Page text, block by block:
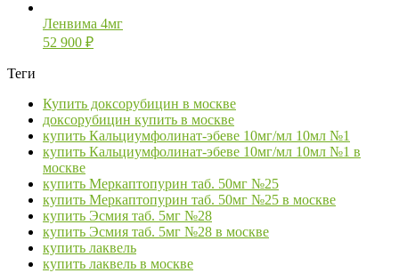
Ленвима 4мг
52 900 ₽
Теги
Купить доксорубицин в москве
доксорубицин купить в москве
купить Кальциумфолинат-эбеве 10мг/мл 10мл №1
купить Кальциумфолинат-эбеве 10мг/мл 10мл №1 в
москве
купить Меркаптопурин таб. 50мг №25
купить Меркаптопурин таб. 50мг №25 в москве
купить Эсмия таб. 5мг №28
купить Эсмия таб. 5мг №28 в москве
купить лаквель
купить лаквель в москве